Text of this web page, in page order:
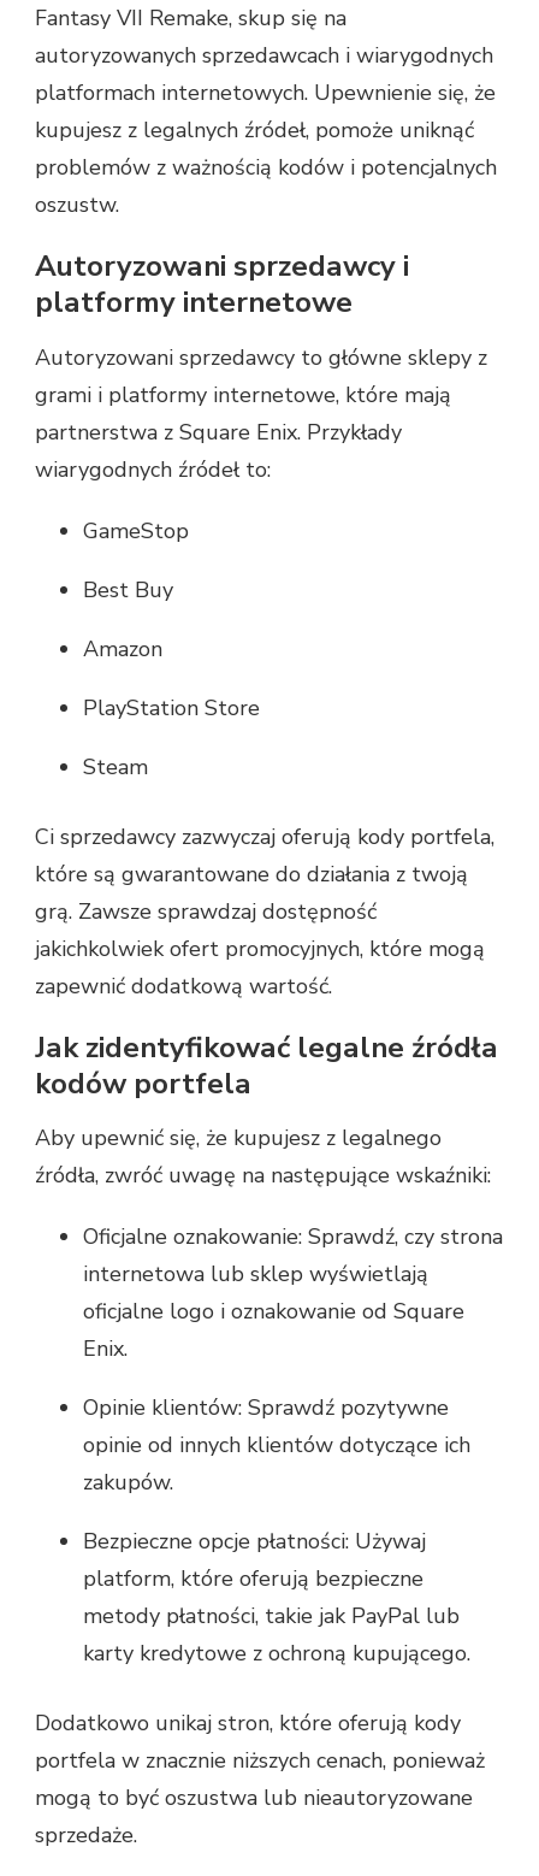
Fantasy VII Remake, skup się na
autoryzowanych sprzedawcach i wiarygodnych
platformach internetowych. Upewnienie się, że
kupujesz z legalnych źródeł, pomoże uniknąć
problemów z ważnością kodów i potencjalnych
oszustw.
Autoryzowani sprzedawcy i
platformy internetowe
Autoryzowani sprzedawcy to główne sklepy z
grami i platformy internetowe, które mają
partnerstwa z Square Enix. Przykłady
wiarygodnych źródeł to:
GameStop
Best Buy
Amazon
PlayStation Store
Steam
Ci sprzedawcy zazwyczaj oferują kody portfela,
które są gwarantowane do działania z twoją
grą. Zawsze sprawdzaj dostępność
jakichkolwiek ofert promocyjnych, które mogą
zapewnić dodatkową wartość.
Jak zidentyfikować legalne źródła
kodów portfela
Aby upewnić się, że kupujesz z legalnego
źródła, zwróć uwagę na następujące wskaźniki:
Oficjalne oznakowanie: Sprawdź, czy strona
internetowa lub sklep wyświetlają
oficjalne logo i oznakowanie od Square
Enix.
Opinie klientów: Sprawdź pozytywne
opinie od innych klientów dotyczące ich
zakupów.
Bezpieczne opcje płatności: Używaj
platform, które oferują bezpieczne
metody płatności, takie jak PayPal lub
karty kredytowe z ochroną kupującego.
Dodatkowo unikaj stron, które oferują kody
portfela w znacznie niższych cenach, ponieważ
mogą to być oszustwa lub nieautoryzowane
sprzedaże.